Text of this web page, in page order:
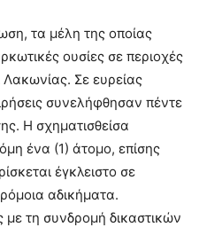
τα μέλη της οποίας
ουσίες σε περιοχές
Λακωνίας. Σε ευρείας
συνελήφθησαν πέντε
Η σχηματισθείσα
ένα (1) άτομο, επίσης
έγκλειστο σε
αδικήματα.
τη συνδρομή δικαστικών